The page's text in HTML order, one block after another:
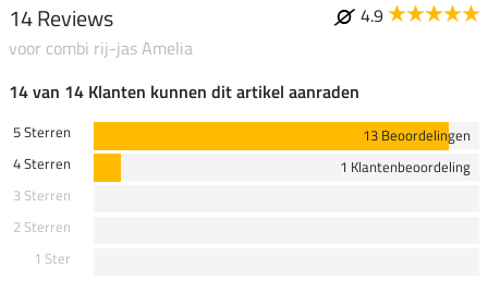
14 Reviews
4.9
voor combi rij-jas Amelia
14 van 14 Klanten kunnen dit artikel aanraden
5 Sterren
13 Beoordelingen
4 Sterren
1 Klantenbeoordeling
3 Sterren
2 Sterren
1 Ster